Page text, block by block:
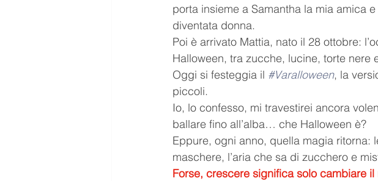
porta insieme a Samantha la mia amica
diventata donna.
Poi è arrivato Mattia, nato il 28 ottobre:
Halloween, tra zucche, lucine, torte nere
Oggi si festeggia il #Varalloween, la
piccoli.
Io, lo confesso, mi travestirei ancora
ballare fino all’alba… che Halloween è?
Eppure, ogni anno, quella magia
maschere, l’aria che sa di zucchero e
Forse, crescere significa solo cambiare